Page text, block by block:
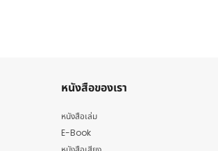
หนังสือของเรา
หนังสือเล่ม
E-Book